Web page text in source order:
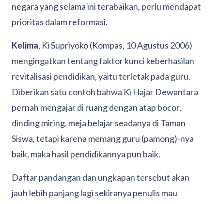
negara yang selama ini terabaikan, perlu mendapat
prioritas dalam reformasi.
Kelima, Ki Supriyoko (Kompas, 10 Agustus 2006)
mengingatkan tentang faktor kunci keberhasilan
revitalisasi pendidikan, yaitu terletak pada guru.
Diberikan satu contoh bahwa Ki Hajar Dewantara
pernah mengajar di ruang dengan atap bocor,
dinding miring, meja belajar seadanya di Taman
Siswa, tetapi karena memang guru (pamong)-nya
baik, maka hasil pendidikannya pun baik.
Daftar pandangan dan ungkapan tersebut akan
jauh lebih panjang lagi sekiranya penulis mau